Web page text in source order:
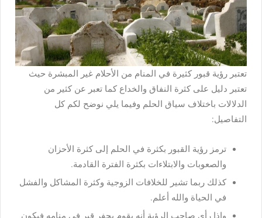
تعتبر رؤية قبور كثيرة في المنام من الأحلام غير المبشرة حيث
تعتبر دليل على كثرة النفاق والخداع كما تعبر عن كثير من
الدلالات باختلاف سياق الحلم وفيما يلي نوضح لكم كل
التفاصيل:
ترمز رؤية القبور بكثرة في الحلم إلى كثرة الأحزان
والصعوبات والابتلاءات بكثرة الفترة القادمة.
كذلك ربما تشير للخلافات الزوجية وكثرة المشاكل والفشل
في الحياة والله أعلم.
وإذا رأى صاحب الرؤية أنه يقوم بحفر قبر في منامه فيكون